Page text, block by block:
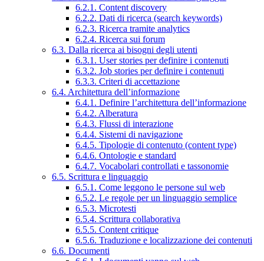
6.2.1. Content discovery
6.2.2. Dati di ricerca (search keywords)
6.2.3. Ricerca tramite analytics
6.2.4. Ricerca sui forum
6.3. Dalla ricerca ai bisogni degli utenti
6.3.1. User stories per definire i contenuti
6.3.2. Job stories per definire i contenuti
6.3.3. Criteri di accettazione
6.4. Architettura dell’informazione
6.4.1. Definire l’architettura dell’informazione
6.4.2. Alberatura
6.4.3. Flussi di interazione
6.4.4. Sistemi di navigazione
6.4.5. Tipologie di contenuto (content type)
6.4.6. Ontologie e standard
6.4.7. Vocabolari controllati e tassonomie
6.5. Scrittura e linguaggio
6.5.1. Come leggono le persone sul web
6.5.2. Le regole per un linguaggio semplice
6.5.3. Microtesti
6.5.4. Scrittura collaborativa
6.5.5. Content critique
6.5.6. Traduzione e localizzazione dei contenuti
6.6. Documenti